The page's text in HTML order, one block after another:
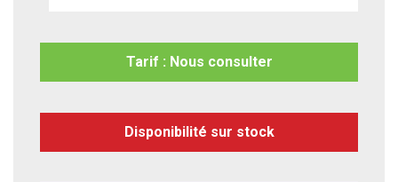
Tarif : Nous consulter
Disponibilité sur stock